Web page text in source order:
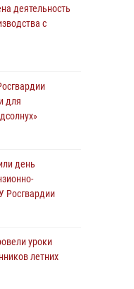
СОБР
участие в
1
Росгвардии
деятельность
с
для
день
Росгвардии
уроки
летних